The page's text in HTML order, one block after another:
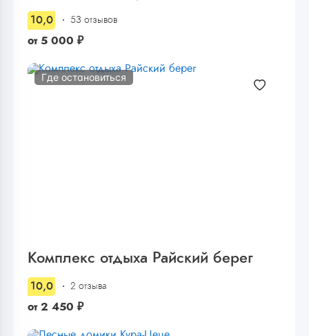
10,0 53 отзывов
от 5 000 ₽
Где остановиться
Комплекс отдыха Райский берег
10,0 2 отзыва
от 2 450 ₽